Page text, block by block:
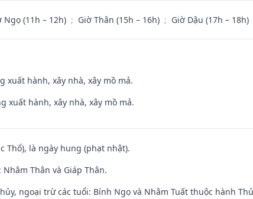
Ngọ (11h – 12h) ; Giờ Thân (15h – 16h) ; Giờ Dậu (17h – 18h)
xuất hành, xây nhà, xây mồ mả.
xuất hành, xây nhà, xây mồ mả.
Thổ), là ngày hung (phạt nhật).
Thân và Giáp Thân.
ngoại trừ các tuổi: Bính Ngọ và Nhâm Tuất thuộc hành